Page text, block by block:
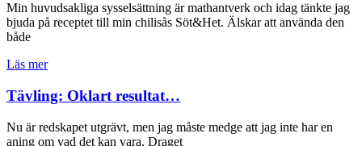
Min huvudsakliga sysselsättning är mathantverk och idag tänkte jag
bjuda på receptet till min chilisås Söt&Het. Älskar att använda den
både
Läs mer
Tävling: Oklart resultat…
Nu är redskapet utgrävt, men jag måste medge att jag inte har en
aning om vad det kan vara. Draget